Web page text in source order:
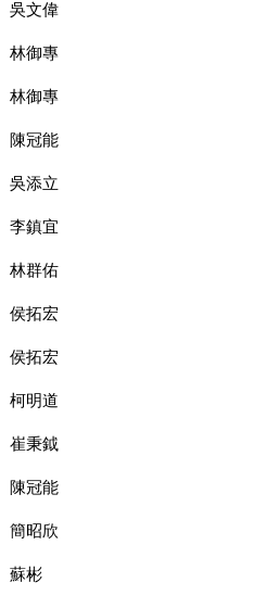
吳文偉
林御專
林御專
陳冠能
吳添立
李鎮宜
林群佑
侯拓宏
侯拓宏
柯明道
崔秉鉞
陳冠能
簡昭欣
蘇彬